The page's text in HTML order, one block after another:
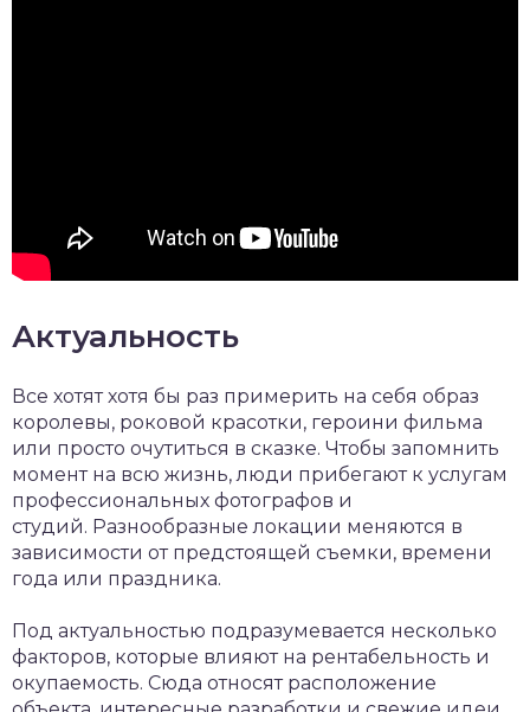
Актуальность
Все хотят хотя бы раз примерить на себя образ
королевы, роковой красотки, героини фильма
или просто очутиться в сказке. Чтобы запомнить
момент на всю жизнь, люди прибегают к услугам
профессиональных фотографов и
студий. Разнообразные локации меняются в
зависимости от предстоящей съемки, времени
года или праздника.
Под актуальностью подразумевается несколько
факторов, которые влияют на рентабельность и
окупаемость. Сюда относят расположение